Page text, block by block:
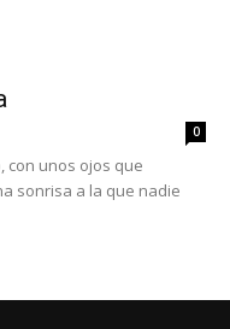
0
con unos ojos que
sonrisa a la que nadie